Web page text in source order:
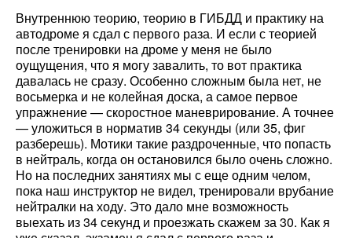
Внутреннюю теорию, теорию в ГИБДД и практику на
автодроме я сдал с первого раза. И если с теорией
после тренировки на дроме у меня не было
оущущения, что я могу завалить, то вот практика
давалась не сразу. Особенно сложным была нет, не
восьмерка и не колейная доска, а самое первое
упражнение — скоростное маневрирование. А точнее
— уложиться в норматив 34 секунды (или 35, фиг
разберешь). Мотики такие раздроченные, что попасть
в нейтраль, когда он остановился было очень сложно.
Но на последних занятиях мы с еще одним челом,
пока наш инструктор не видел, тренировали врубание
нейтралки на ходу. Это дало мне возможность
выехать из 34 секунд и проезжать скажем за 30. Как я